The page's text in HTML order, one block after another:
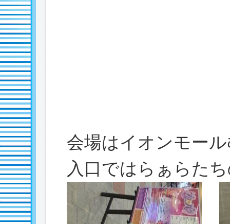
会場はイオンモー
入口ではらぁらた